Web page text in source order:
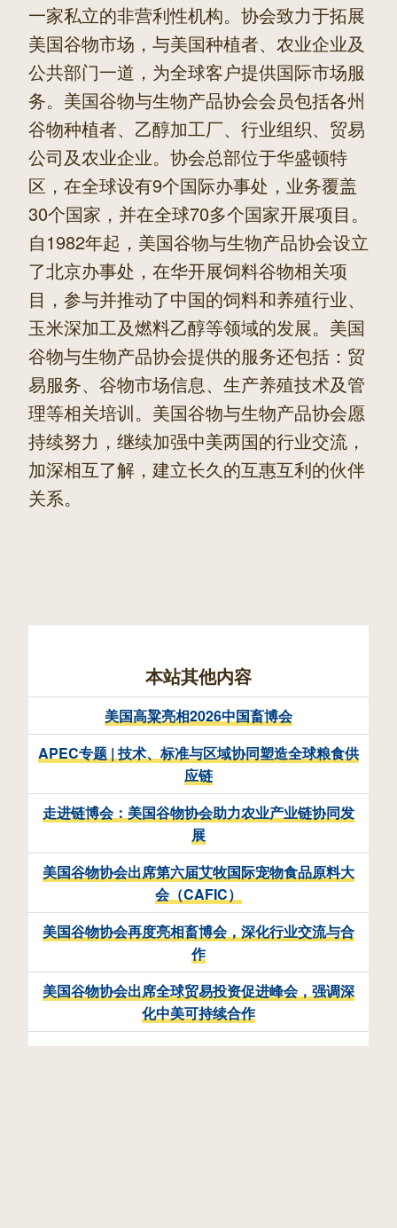
一家私立的非营利性机构。协会致力于拓展
美国谷物市场，与美国种植者、农业企业及
公共部门一道，为全球客户提供国际市场服
务。美国谷物与生物产品协会会员包括各州
谷物种植者、乙醇加工厂、行业组织、贸易
公司及农业企业。协会总部位于华盛顿特
区，在全球设有9个国际办事处，业务覆盖
30个国家，并在全球70多个国家开展项目。
自1982年起，美国谷物与生物产品协会设立
了北京办事处，在华开展饲料谷物相关项
目，参与并推动了中国的饲料和养殖行业、
玉米深加工及燃料乙醇等领域的发展。美国
谷物与生物产品协会提供的服务还包括：贸
易服务、谷物市场信息、生产养殖技术及管
理等相关培训。美国谷物与生物产品协会愿
持续努力，继续加强中美两国的行业交流，
加深相互了解，建立长久的互惠互利的伙伴
关系。
本站其他内容
美国高粱亮相2026中国畜博会
APEC专题 | 技术、标准与区域协同塑造全球粮食供
应链
走进链博会：美国谷物协会助力农业产业链协同发
展
美国谷物协会出席第六届艾牧国际宠物食品原料大
会（CAFIC）
美国谷物协会再度亮相畜博会，深化行业交流与合
作
美国谷物协会出席全球贸易投资促进峰会，强调深
化中美可持续合作